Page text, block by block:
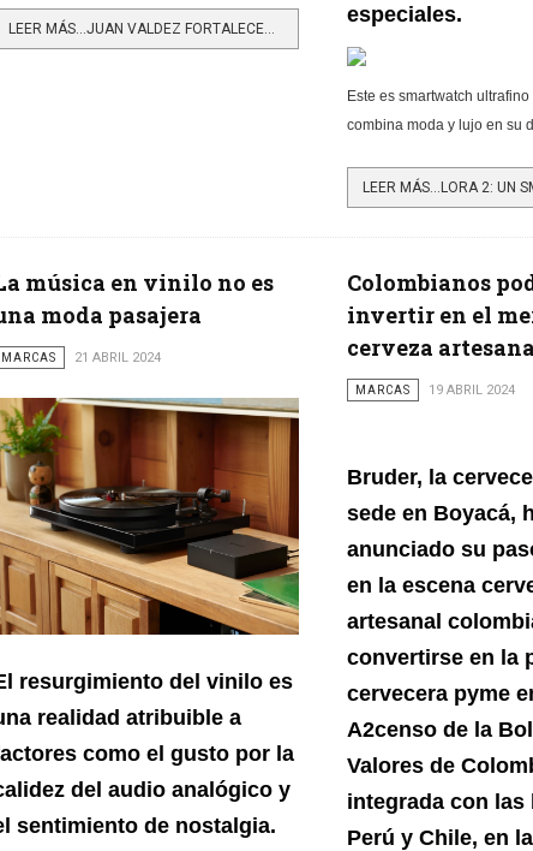
LEER MÁS…JUAN VALDEZ FORTALECERÁ SU PRESENCIA EN NORTEAMÉRICA
especiales.
Este es smartwatch
combina moda y lujo en su
música en vinilo no es
moda pasajera
MARCAS 21 ABRIL 2024
resurgimiento del vinilo es
realidad atribuible a
como el gusto por la
del audio analógico y
sentimiento de nostalgia.
Colombianos
invertir en el
cerveza
MARCAS 19 ABRIL 2024
Bruder, la
sede en Boyacá,
anunciado su
en la escena
artesanal
convertirse en la
cervecera pyme
A2censo de la
Valores de
integrada con las
Perú y Chile, en